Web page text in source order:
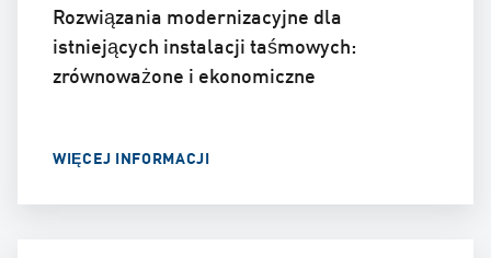
Rozwiązania modernizacyjne dla
istniejących instalacji taśmowych:
zrównoważone i ekonomiczne
WIĘCEJ INFORMACJI